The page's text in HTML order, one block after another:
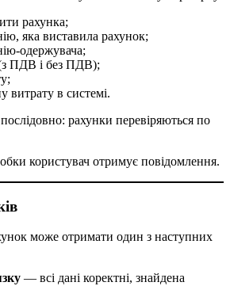
рахунка;
яка виставила рахунок;
одержувача;
ПДВ і без ПДВ);
витрату в системі.
рахунки перевіряються по
користувач отримує повідомлення.
може отримати один з наступних
— всі дані коректні, знайдена